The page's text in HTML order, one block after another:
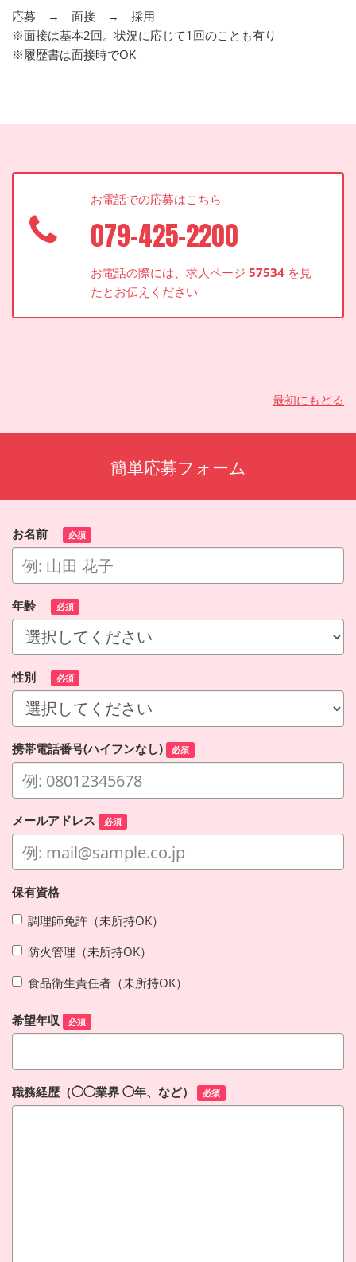
応募 → 面接 → 採用
※面接は基本2回。状況に応じて1回のことも有り
※履歴書は面接時でOK
お電話での応募はこちら
079-425-2200
お電話の際には、求人ページ57534 を見
たとお伝えください
最初にもどる
簡単応募フォーム
お名前 必須
年齢 必須
性別 必須
携帯電話番号(ハイフンなし) 必須
メールアドレス 必須
保有資格
調理師免許（未所持OK）
防火管理（未所持OK）
食品衛生責任者（未所持OK）
希望年収 必須
職務経歴（◯◯業界 ◯年、など） 必須